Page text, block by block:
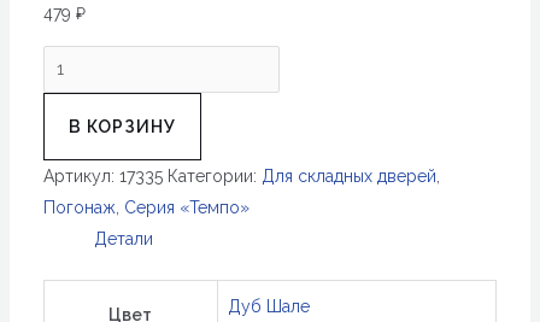
479 ₽
Количество
товара
Перекладина
Шале
В КОРЗИНУ
Артикул: 17335 Категории: Для складных дверей
Погонаж Серия «Темпо»
Детали
Цвет Дуб Шале